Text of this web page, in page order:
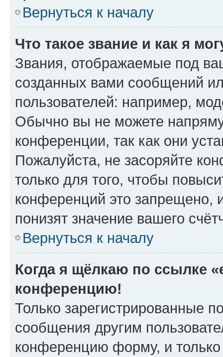
Вернуться к началу
Что такое звание и как я
Звания, отображаемые под
созданных вами сообщений
пользователей: например,
Обычно вы не можете
конференции, так как они
Пожалуйста, не засоряйте
только для того, чтобы
конференций это запрещено,
понизят значение вашего
Вернуться к началу
Когда я щёлкаю по ссылке
конференцию!
Только зарегистрированные
сообщения другим
конференцию форму, и